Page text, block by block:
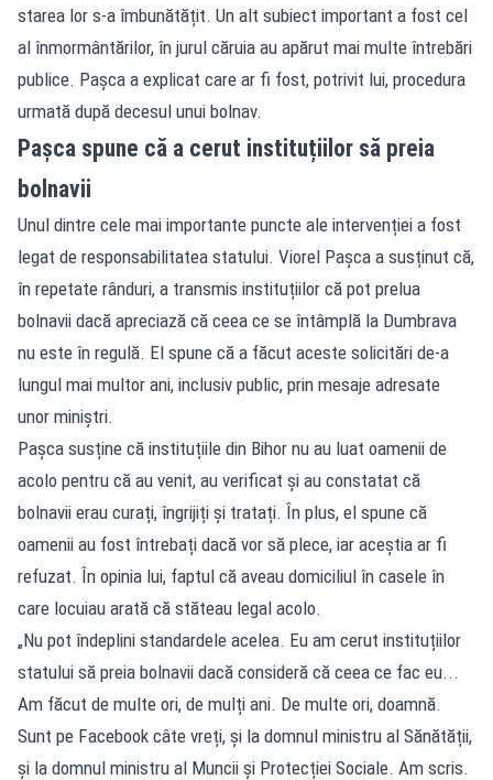
starea lor s-a îmbunătățit. Un alt subiect important a fost cel
al înmormântărilor, în jurul căruia au apărut mai multe întrebări
publice. Pașca a explicat care ar fi fost, potrivit lui, procedura
urmată după decesul unui bolnav.
Pașca spune că a cerut instituțiilor să preia
bolnavii
Unul dintre cele mai importante puncte ale intervenției a fost
legat de responsabilitatea statului. Viorel Pașca a susținut că,
în repetate rânduri, a transmis instituțiilor că pot prelua
bolnavii dacă apreciază că ceea ce se întâmplă la Dumbrava
nu este în regulă. El spune că a făcut aceste solicitări de-a
lungul mai multor ani, inclusiv public, prin mesaje adresate
unor miniștri.
Pașca susține că instituțiile din Bihor nu au luat oamenii de
acolo pentru că au venit, au verificat și au constatat că
bolnavii erau curați, îngrijiți și tratați. În plus, el spune că
oamenii au fost întrebați dacă vor să plece, iar aceștia ar fi
refuzat. În opinia lui, faptul că aveau domiciliul în casele în
care locuiau arată că stăteau legal acolo.
„Nu pot îndeplini standardele acelea. Eu am cerut instituțiilor
statului să preia bolnavii dacă consideră că ceea ce fac eu...
Am făcut de multe ori, de mulți ani. De multe ori, doamnă.
Sunt pe Facebook câte vreți, și la domnul ministru al Sănătății,
și la domnul ministru al Muncii și Protecției Sociale. Am scris.